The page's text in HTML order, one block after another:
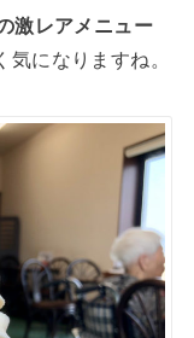
激レアメニュー
になりますね。